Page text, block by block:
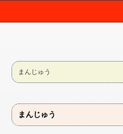
まんじゅう
まんじゅう